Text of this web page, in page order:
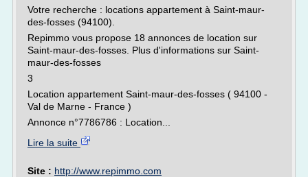
Votre recherche : locations appartement à Saint-maur-
des-fosses (94100).
Repimmo vous propose 18 annonces de location sur
Saint-maur-des-fosses. Plus d'informations sur Saint-
maur-des-fosses
3
Location appartement Saint-maur-des-fosses ( 94100 -
Val de Marne - France )
Annonce n°7786786 : Location...
Lire la suite
Site : http://www.repimmo.com